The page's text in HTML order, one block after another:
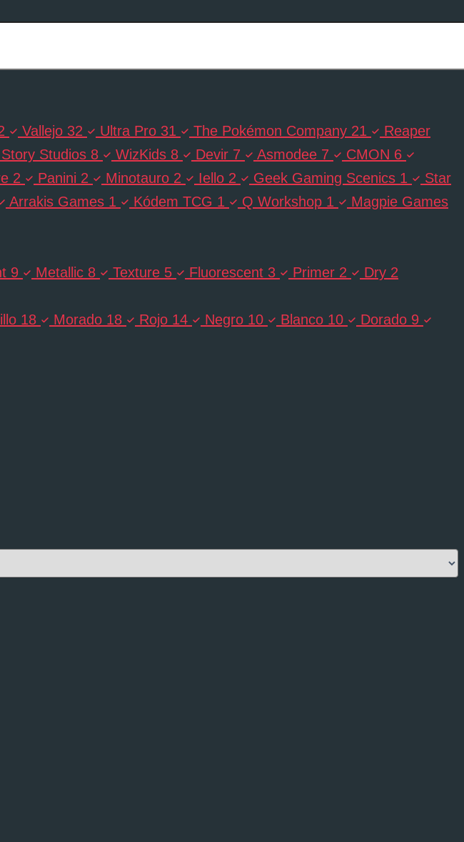
Vallejo 32 Ultra Pro 31 The Pokémon Company 21
Reaper
Studios 8 WizKids 8 Devir 7 Asmodee 7 CMON 6
2 Panini 2 Minotauro 2 Iello 2 Geek Gaming Scenics 1
Star
Arrakis Games 1 Kódem TCG 1 Q Workshop 1
Magpie Games
9 Metallic 8 Texture 5 Fluorescent 3 Primer 2 Dry 2
18 Morado 18 Rojo 14 Negro 10 Blanco 10 Dorado 9